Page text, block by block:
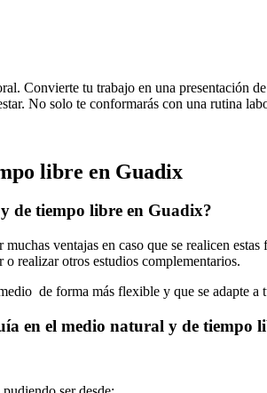
Convierte tu trabajo en una presentación
No solo te conformarás con una rutina
libre en Guadix
de tiempo libre en Guadix?
ventajas en caso que se realicen
o realizar otros estudios complementarios.
de forma más flexible y que se adapte a
en el medio natural y de tiempo